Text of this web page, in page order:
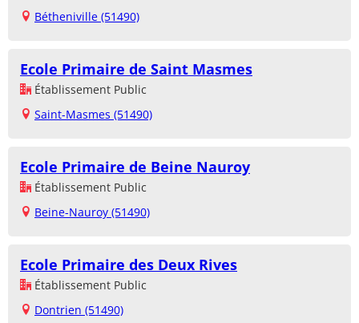
Bétheniville (51490)
Ecole Primaire de Saint Masmes
Établissement Public
Saint-Masmes (51490)
Ecole Primaire de Beine Nauroy
Établissement Public
Beine-Nauroy (51490)
Ecole Primaire des Deux Rives
Établissement Public
Dontrien (51490)